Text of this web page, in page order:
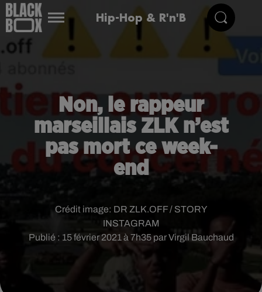
Hip-Hop & R'n'B
Non, le rappeur
marseillais ZLK n’est
pas mort ce week-
end
Publié : 15 février 2021 à 7h35 par Virgil Bauchaud
Crédit image: DR ZLK.OFF / STORY
INSTAGRAM